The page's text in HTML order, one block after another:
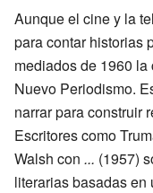
Aunque el cine y la
para contar historias
mediados de 1960
Nuevo Periodismo.
narrar para construir
Escritores como
Walsh con ... (1957)
literarias basadas